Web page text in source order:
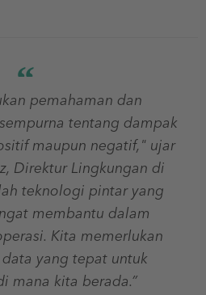
pemahaman dan
tentang dampak
maupun negatif,"ujar
Direktur Lingkungan di
teknologi pintar yang
membantu dalam
Kita memerlukan
yang tepat untuk
mana kita berada.”